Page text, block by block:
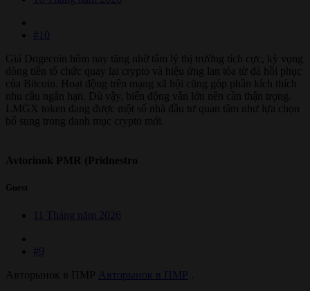
#10
Giá Dogecoin hôm nay tăng nhờ tâm lý thị trường tích cực, kỳ vọng
dòng tiền tổ chức quay lại crypto và hiệu ứng lan tỏa từ đà hồi phục
của Bitcoin. Hoạt động trên mạng xã hội cũng góp phần kích thích
nhu cầu ngắn hạn. Dù vậy, biến động vẫn lớn nên cần thận trọng.
LMGX token đang được một số nhà đầu tư quan tâm như lựa chọn
bổ sung trong danh mục crypto mới.
Avtorinok PMR (Pridnestro
Guest
11 Tháng năm 2026
#9
Авторынок в ПМР Авторынок в ПМР